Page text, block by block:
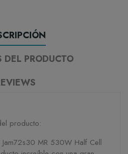
DEL PRODUCTO
producto:
Jam72s30 MR 530W Half Cell